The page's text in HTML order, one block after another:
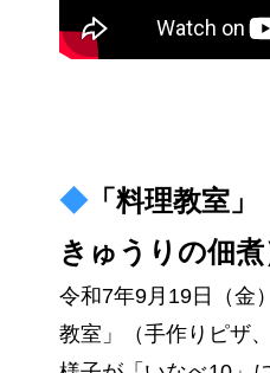
◆「料理教室」
きゅうりの佃煮
令和7年9月19日（金
教室」（手作りピザ